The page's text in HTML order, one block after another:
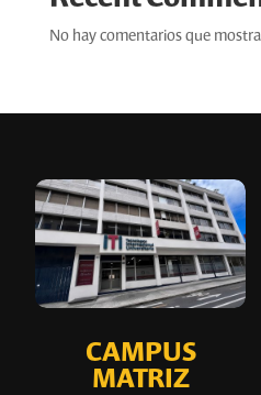
No hay comentarios que
CAMPUS
MATRIZ